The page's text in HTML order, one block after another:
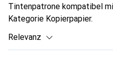
Tintenpatrone kompatibel
Kategorie Kopierpapier.
Relevanz